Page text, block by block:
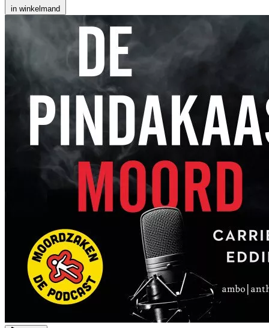
in winkelmand